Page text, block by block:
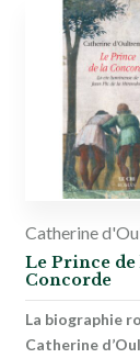
Catherine
Le Prince de
Concorde
La biographie
Catherine